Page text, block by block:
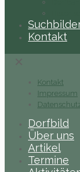
Kontakt
Kontakt
Impressum
Dorfbild
Über uns
Artikel
Termine